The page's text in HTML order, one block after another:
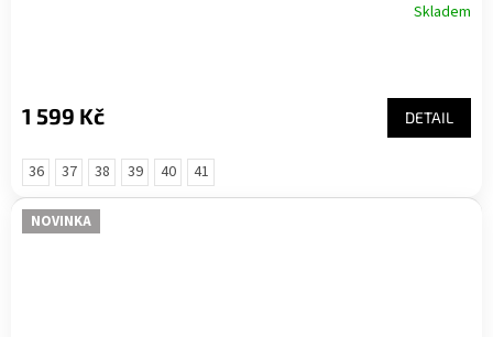
Skladem
1 599 Kč DETAIL
36 37 38 39 40 41
NOVINKA